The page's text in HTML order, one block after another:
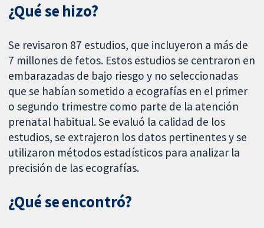
¿Qué se hizo?
Se revisaron 87 estudios, que incluyeron a más de
7 millones de fetos. Estos estudios se centraron en
embarazadas de bajo riesgo y no seleccionadas
que se habían sometido a ecografías en el primer
o segundo trimestre como parte de la atención
prenatal habitual. Se evaluó la calidad de los
estudios, se extrajeron los datos pertinentes y se
utilizaron métodos estadísticos para analizar la
precisión de las ecografías.
¿Qué se encontró?